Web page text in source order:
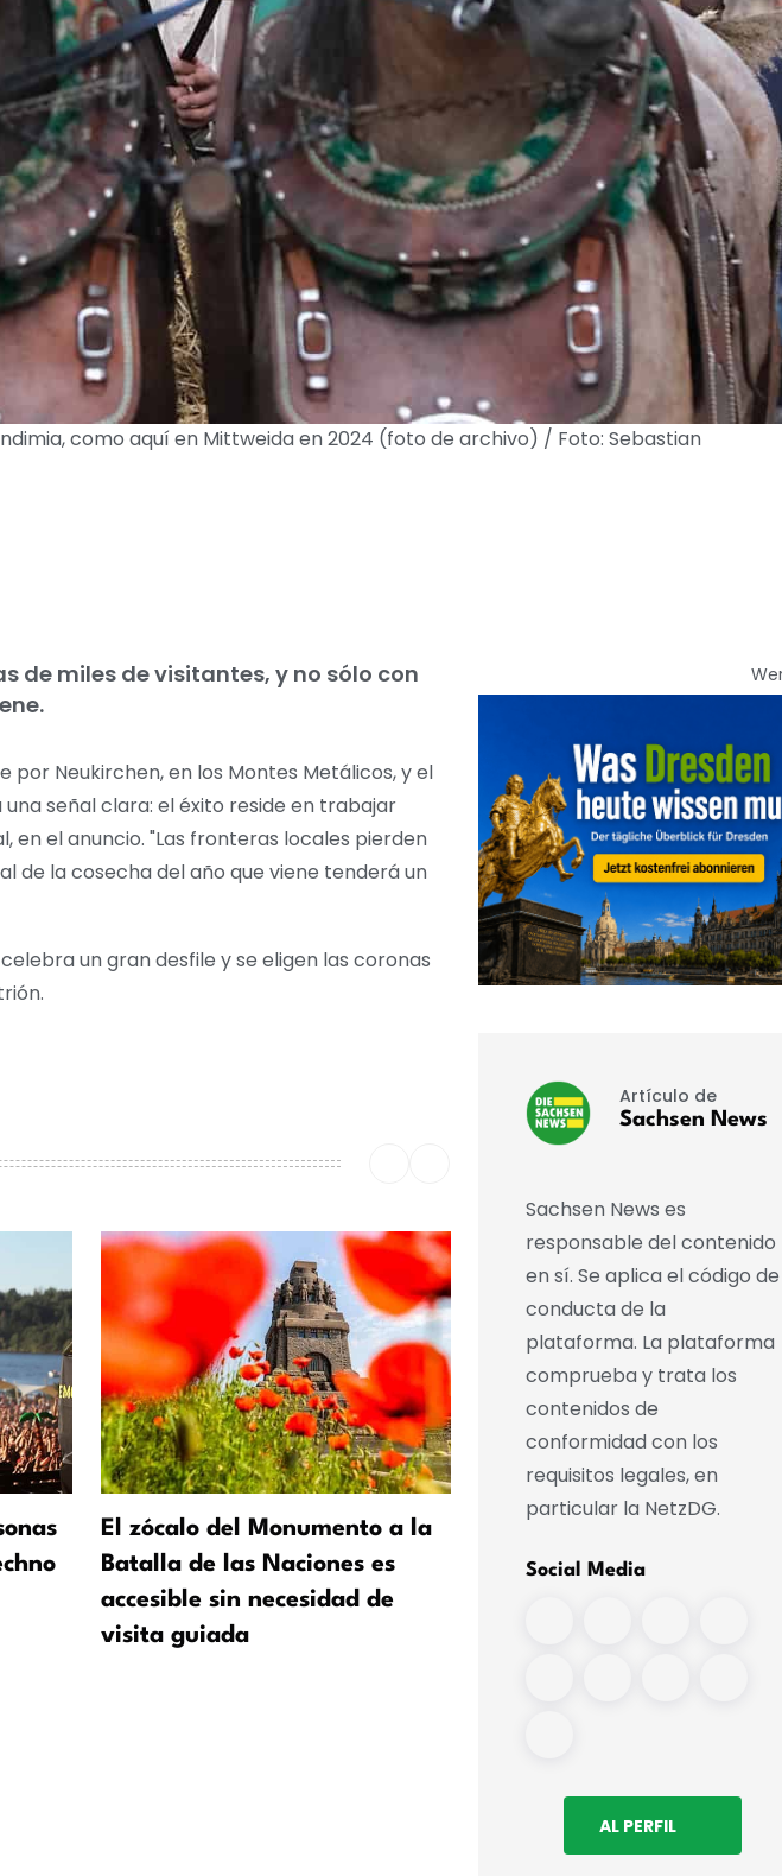
como aquí en Mittweida en 2024 (foto de archivo) / Foto: Sebastian
de miles de visitantes, y no sólo con
por Neukirchen, en los Montes Metálicos, y el
señal clara: el éxito reside en trabajar
en el anuncio. "Las fronteras locales pierden
de la cosecha del año que viene tenderá un
un gran desfile y se eligen las coronas
El zócalo del Monumento a la
Batalla de las Naciones es
accesible sin necesidad de
visita guiada
económicos: una colección
Artículo de
Sachsen News
Sachsen News es
responsable del contenido
en sí. Se aplica el código de
conducta de la
plataforma. La plataforma
comprueba y trata los
contenidos de
conformidad con los
requisitos legales, en
particular la NetzDG.
Social Media
AL PERFIL